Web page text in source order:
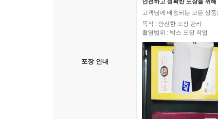
포장 안내
안전하고 정확한 포장을 위
고객님께 배송되는 모든 상
목적 : 안전한 포장 관리
촬영범위 : 박스 포장 작업